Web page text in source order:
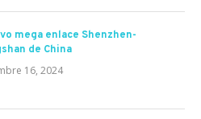
mega enlace Shenzhen-
de China
16, 2024